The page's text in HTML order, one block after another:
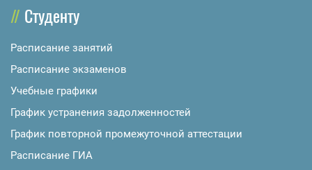
Студенту
Расписание занятий
Расписание экзаменов
Учебные графики
График устранения задолженностей
График повторной промежуточной аттестации
Расписание ГИА